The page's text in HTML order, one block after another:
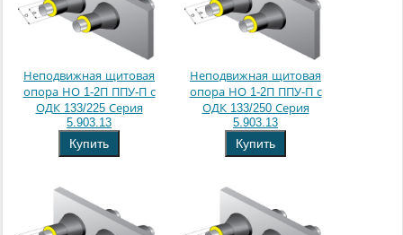
Неподвижная щитовая
опора НО 1-2П ППУ-П с
ОДК 133/225 Серия
5.903.13
Купить
Неподвижная щитовая
опора НО 1-2П ППУ-П с
ОДК 133/250 Серия
5.903.13
Купить